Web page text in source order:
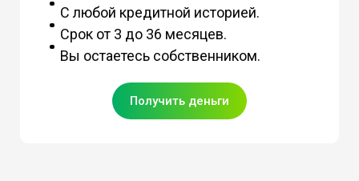
С любой кредитной историей.
Срок от 3 до 36 месяцев.
Вы остаетесь собственником.
Получить деньги